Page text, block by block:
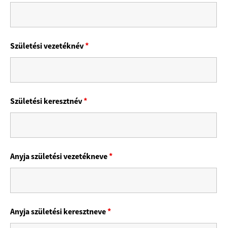
Születési vezetéknév*
Születési keresztnév*
Anyja születési vezetékneve*
Anyja születési keresztneve*